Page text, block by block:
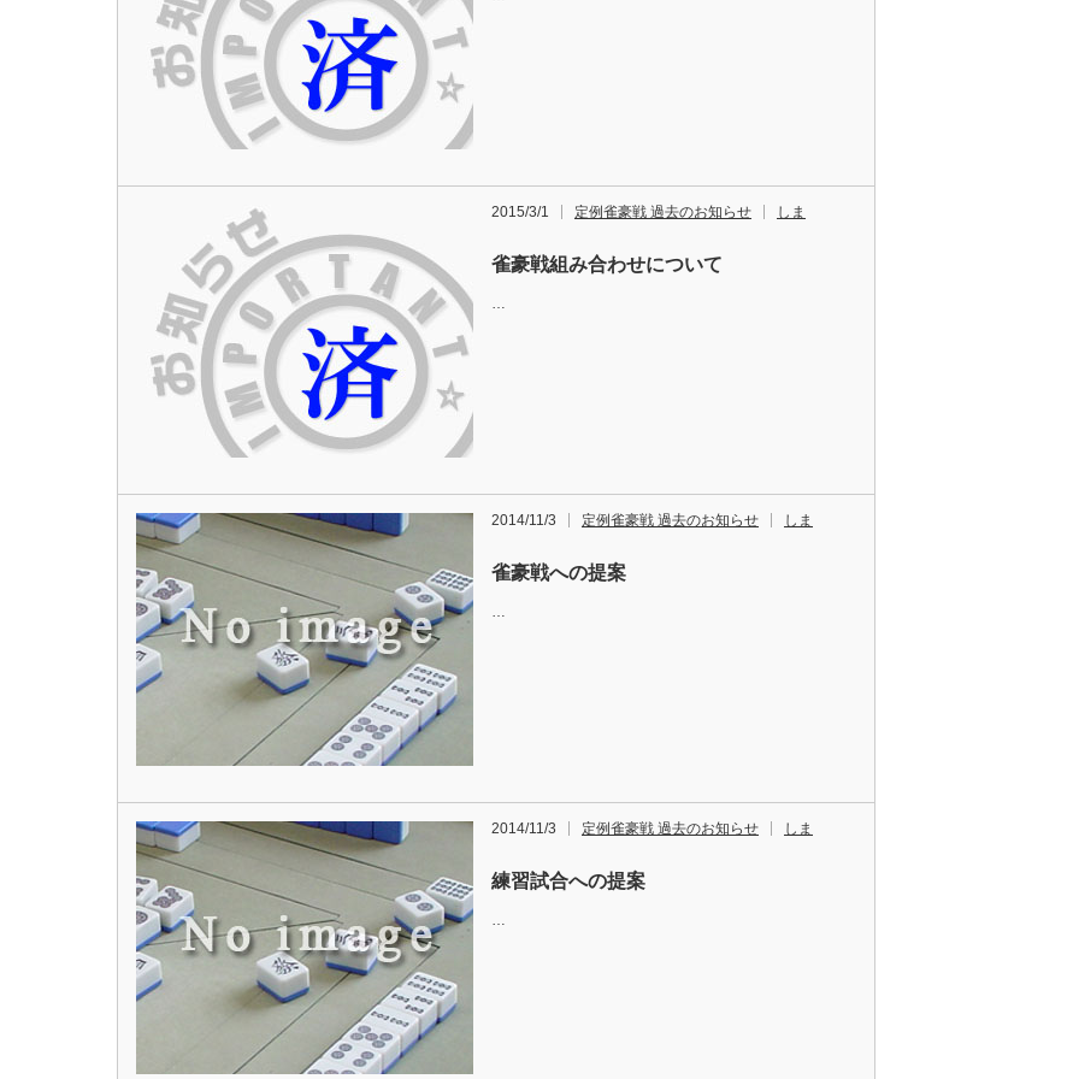
2015/3/1 定例雀豪戦 過去のお知らせ しま
雀豪戦組み合わせについて
…
2014/11/3 定例雀豪戦 過去のお知らせ しま
雀豪戦への提案
…
2014/11/3 定例雀豪戦 過去のお知らせ しま
練習試合への提案
…